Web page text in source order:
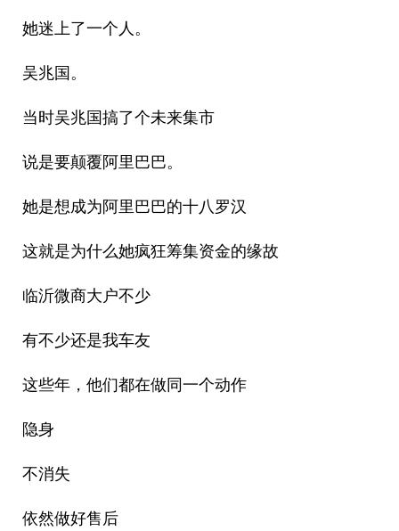
她迷上了一个人。
吴兆国。
当时吴兆国搞了个未来集市
说是要颠覆阿里巴巴。
她是想成为阿里巴巴的十八罗汉
这就是为什么她疯狂筹集资金的缘故
临沂微商大户不少
有不少还是我车友
这些年，他们都在做同一个动作
隐身
不消失
依然做好售后